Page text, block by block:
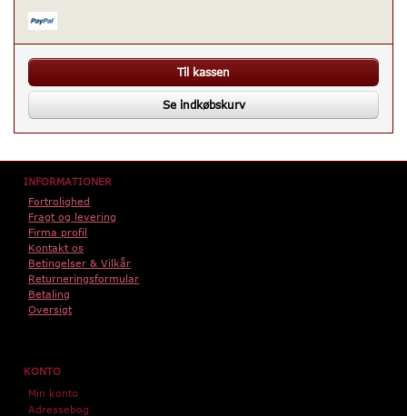
Til kassen
Se indkøbskurv
INFORMATIONER
Fortrolighed
Fragt og levering
Firma profil
Kontakt os
Betingelser & Vilkår
Returneringsformular
Betaling
Oversigt
KONTO
Min konto
Adressebog